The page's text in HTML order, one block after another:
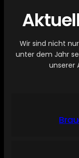
Wir sind nicht
unter dem Jahr
unserer